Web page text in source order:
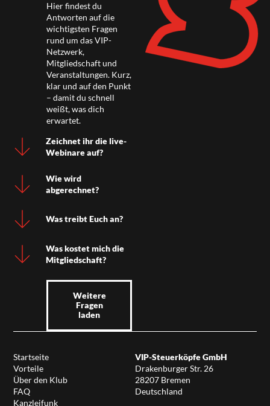
Hier findest du
Antworten auf die
wichtigsten Fragen
rund um das VIP-
Netzwerk,
Mitgliedschaft und
Veranstaltungen. Kurz,
klar und auf den Punkt
– damit du schnell
weißt, was dich
erwartet.
Zeichnet ihr die live-
Webinare auf?
Wie wird
abgerechnet?
Was treibt Euch an?
Was kostet mich die
Mitgliedschaft?
Weitere
Fragen
laden
Startseite
Vorteile
Über den Klub
FAQ
Kanzleifunk
VIP-Steuerköpfe GmbH
Drakenburger Str. 26
28207 Bremen
Deutschland